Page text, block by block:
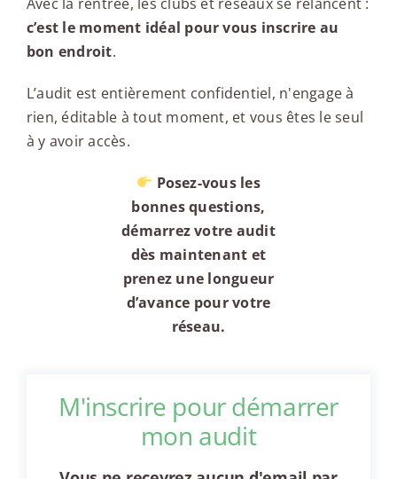
c’est le moment idéal pour vous inscrire au
bon endroit.
L’audit est entièrement confidentiel, n'engage à
rien, éditable à tout moment, et vous êtes le seul
à y avoir accès.
Posez-vous les
bonnes questions,
démarrez votre audit
dès maintenant et
prenez une longueur
d’avance pour votre
réseau.
M'inscrire pour démarrer
mon audit